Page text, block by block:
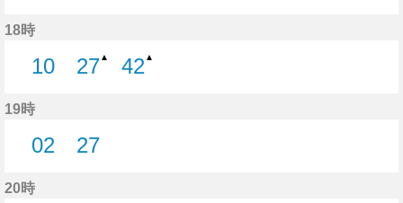
18時
10
27▲
42▲
19時
02
27
20時